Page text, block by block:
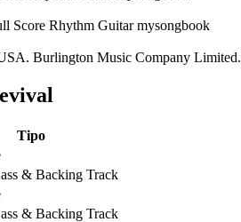
Burlington Music Company Limited.
Tipo
& Backing Track
& Backing Track